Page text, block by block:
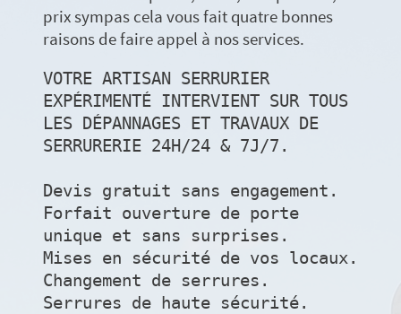
prix sympas cela vous fait quatre bonnes
raisons de faire appel à nos services.
VOTRE ARTISAN SERRURIER
EXPÉRIMENTÉ INTERVIENT SUR TOUS
LES DÉPANNAGES ET TRAVAUX DE
SERRURERIE 24H/24 & 7J/7.
Devis gratuit sans engagement.
Forfait ouverture de porte
unique et sans surprises.
Mises en sécurité de vos locaux.
Changement de serrures.
Serrures de haute sécurité.